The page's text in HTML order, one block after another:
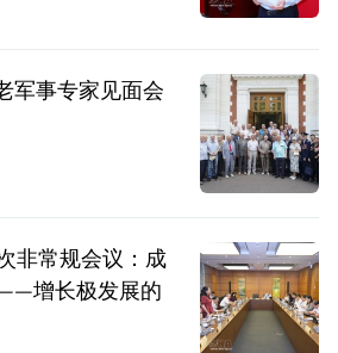
军事专家见面会
非常规会议：成
增长极发展的